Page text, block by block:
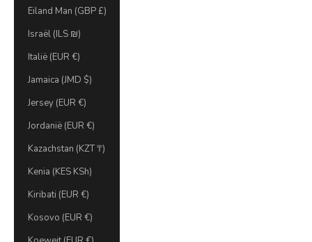
Eiland Man (GBP £)
Israël (ILS ₪)
Italië (EUR €)
Jamaica (JMD $)
Jersey (EUR €)
Jordanië (EUR €)
Kazachstan (KZT ₸)
Kenia (KES KSh)
Kiribati (EUR €)
Kosovo (EUR €)